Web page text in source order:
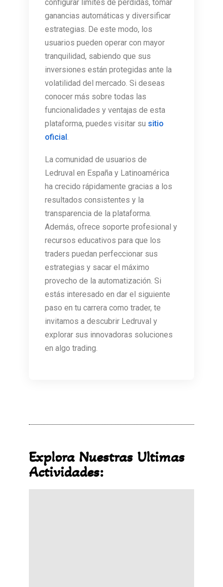
configurar límites de pérdidas, tomar
ganancias automáticas y diversificar
estrategias. De este modo, los
usuarios pueden operar con mayor
tranquilidad, sabiendo que sus
inversiones están protegidas ante la
volatilidad del mercado. Si deseas
conocer más sobre todas las
funcionalidades y ventajas de esta
plataforma, puedes visitar su sitio
oficial.
La comunidad de usuarios de
Ledruval en España y Latinoamérica
ha crecido rápidamente gracias a los
resultados consistentes y la
transparencia de la plataforma.
Además, ofrece soporte profesional y
recursos educativos para que los
traders puedan perfeccionar sus
estrategias y sacar el máximo
provecho de la automatización. Si
estás interesado en dar el siguiente
paso en tu carrera como trader, te
invitamos a descubrir Ledruval y
explorar sus innovadoras soluciones
en algo trading.
Explora Nuestras Ultimas
Actividades: